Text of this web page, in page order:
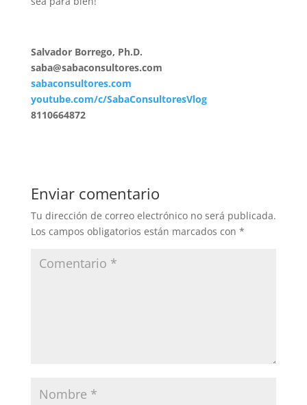
Salvador Borrego, Ph.D.
saba@sabaconsultores.com
sabaconsultores.com
youtube.com/c/SabaConsultoresVlog
8110664872
Enviar comentario
Tu dirección de correo electrónico no será publicada.
Los campos obligatorios están marcados con *